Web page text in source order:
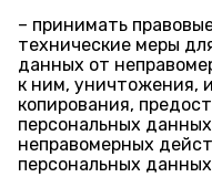
– принимать
технические меры
данных от
к ним, уничтожения,
копирования,
персональных
неправомерных
персональных